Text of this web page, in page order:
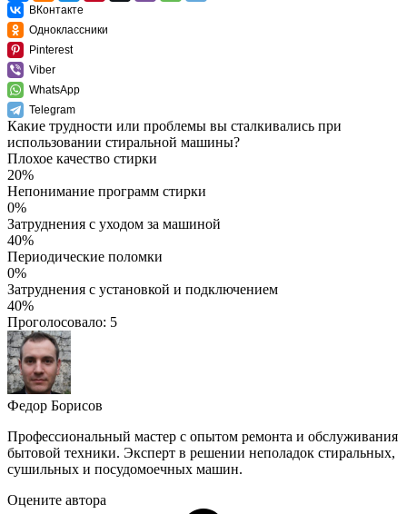
ВКонтакте
Одноклассники
Pinterest
Viber
WhatsApp
Telegram
Какие трудности или проблемы вы сталкивались при
использовании стиральной машины?
Плохое качество стирки
20%
Непонимание программ стирки
0%
Затруднения с уходом за машиной
40%
Периодические поломки
0%
Затруднения с установкой и подключением
40%
Проголосовало: 5
Федор Борисов
Профессиональный мастер с опытом ремонта и обслуживания
бытовой техники. Эксперт в решении неполадок стиральных,
сушильных и посудомоечных машин.
Оцените автора